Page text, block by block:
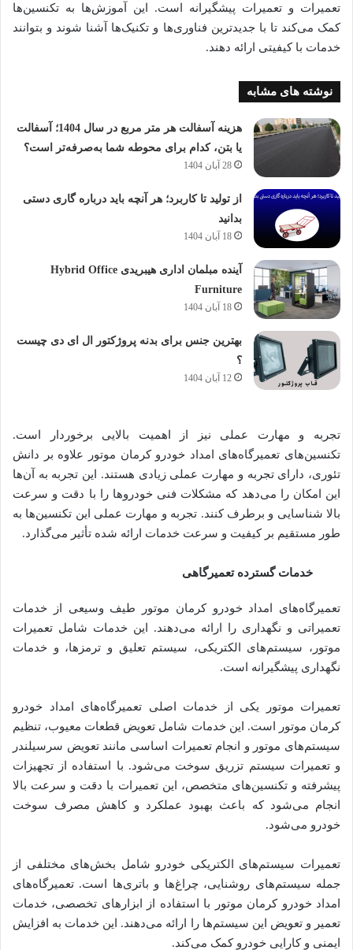
تعمیرات و تعمیرات پیشگیرانه است. این آموزش‌ها به تکنسین‌ها
کمک می‌کند تا با جدیدترین فناوری‌ها و تکنیک‌ها آشنا شوند و بتوانند
خدمات با کیفیتی ارائه دهند.
نوشته های مشابه
هزینه آسفالت هر متر مربع در سال 1404؛ آسفالت
یا بتن، کدام برای محوطه شما به‌صرفه‌تر است؟
28 آبان 1404
از تولید تا کاربرد؛ هر آنچه باید درباره گاری دستی
بدانید
18 آبان 1404
آینده مبلمان اداری هیبریدی Hybrid Office
Furniture
18 آبان 1404
بهترین جنس برای بدنه پروژکتور ال ای دی چیست
؟
12 آبان 1404
تجربه و مهارت عملی نیز از اهمیت بالایی برخوردار است.
تکنسین‌های تعمیرگاه‌های امداد خودرو کرمان موتور علاوه بر دانش
تئوری، دارای تجربه و مهارت عملی زیادی هستند. این تجربه به آن‌ها
این امکان را می‌دهد که مشکلات فنی خودروها را با دقت و سرعت
بالا شناسایی و برطرف کنند. تجربه و مهارت عملی این تکنسین‌ها به
طور مستقیم بر کیفیت و سرعت خدمات ارائه شده تأثیر می‌گذارد.
خدمات گسترده تعمیرگاهی
تعمیرگاه‌های امداد خودرو کرمان موتور طیف وسیعی از خدمات
تعمیراتی و نگهداری را ارائه می‌دهند. این خدمات شامل تعمیرات
موتور، سیستم‌های الکتریکی، سیستم تعلیق و ترمزها، و خدمات
نگهداری پیشگیرانه است.
تعمیرات موتور یکی از خدمات اصلی تعمیرگاه‌های امداد خودرو
کرمان موتور است. این خدمات شامل تعویض قطعات معیوب، تنظیم
سیستم‌های موتور و انجام تعمیرات اساسی مانند تعویض سرسیلندر
و تعمیرات سیستم تزریق سوخت می‌شود. با استفاده از تجهیزات
پیشرفته و تکنسین‌های متخصص، این تعمیرات با دقت و سرعت بالا
انجام می‌شود که باعث بهبود عملکرد و کاهش مصرف سوخت
خودرو می‌شود.
تعمیرات سیستم‌های الکتریکی خودرو شامل بخش‌های مختلفی از
جمله سیستم‌های روشنایی، چراغ‌ها و باتری‌ها است. تعمیرگاه‌های
امداد خودرو کرمان موتور با استفاده از ابزارهای تخصصی، خدمات
تعمیر و تعویض این سیستم‌ها را ارائه می‌دهند. این خدمات به افزایش
ایمنی و کارایی خودرو کمک می‌کند.